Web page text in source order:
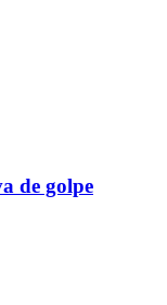
de golpe